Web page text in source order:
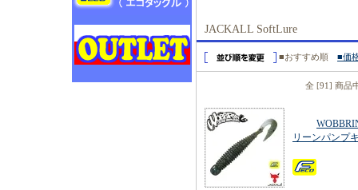
JACKALL SoftLure
■おすすめ順 ■価
全 [91] 商品
リーンパンプ